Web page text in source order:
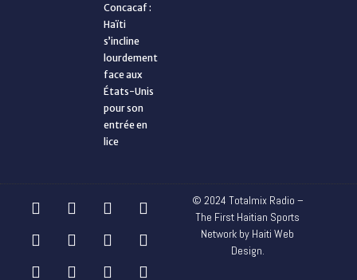
Concacaf :
Haïti
s’incline
lourdement
face aux
États-Unis
pour son
entrée en
lice
© 2024 Totalmix Radio –
The First Haitian Sports
Network by Haiti Web
Design.